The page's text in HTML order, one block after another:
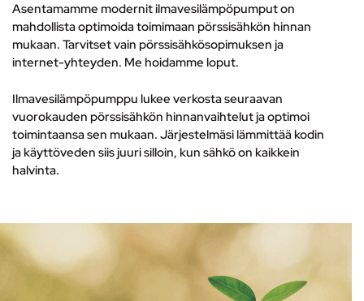
Asentamamme modernit ilmavesilämpöpumput on
mahdollista optimoida toimimaan pörssisähkön hinnan
mukaan. Tarvitset vain pörssisähkösopimuksen ja
internet-yhteyden. Me hoidamme loput.
Ilmavesilämpöpumppu lukee verkosta seuraavan
vuorokauden pörssisähkön hinnanvaihtelut ja optimoi
toimintaansa sen mukaan. Järjestelmäsi lämmittää kodin
ja käyttöveden siis juuri silloin, kun sähkö on kaikkein
halvinta.